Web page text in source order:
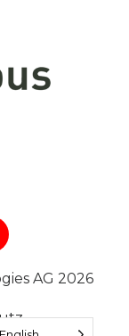
AG 2026